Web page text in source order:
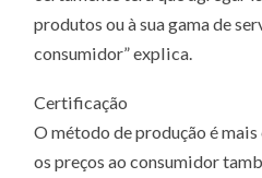
produtos ou à sua gama de
consumidor” explica.
Certificação
O método de produção é
os preços ao consumidor